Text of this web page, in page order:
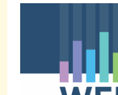
Transparency
Accountability